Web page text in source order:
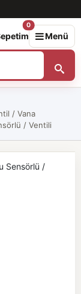
0
Menü
/ Vana
/ Ventili